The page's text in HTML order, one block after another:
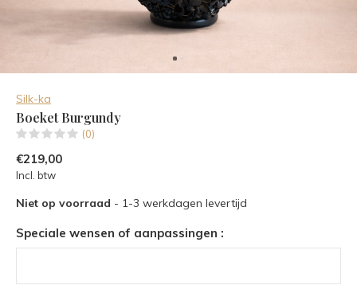
Silk-ka
Boeket Burgundy
(0)
€219,00
Incl. btw
Niet op voorraad - 1-3 werkdagen levertijd
Speciale wensen of aanpassingen :